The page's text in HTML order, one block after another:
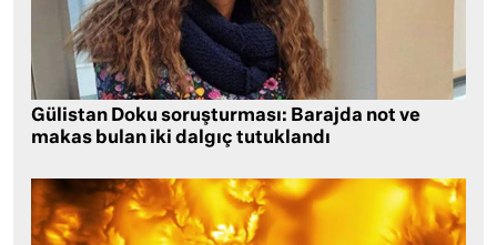
Gülistan Doku soruşturması: Barajda not ve
makas bulan iki dalgıç tutuklandı